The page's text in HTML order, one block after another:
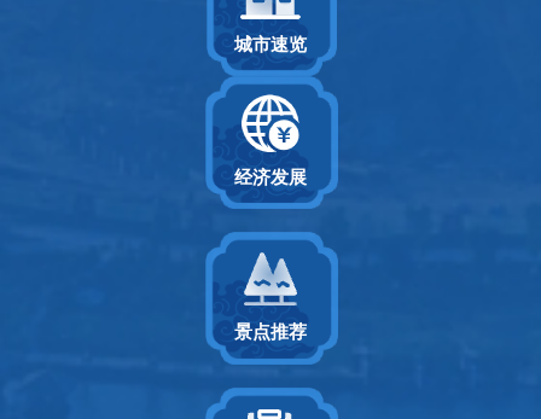
城市速览
经济发展
景点推荐